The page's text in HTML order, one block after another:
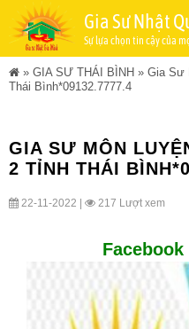
Gia Sư Nhật
Sự lựa chọn tin cậy của
» GIA SƯ THÁI BÌNH » Gia Sư
Thái Bình*09132.7777.4
GIA SƯ MÔN
2 TỈNH THÁI
22-11-2022 | 217 Lượt xem
Facebook